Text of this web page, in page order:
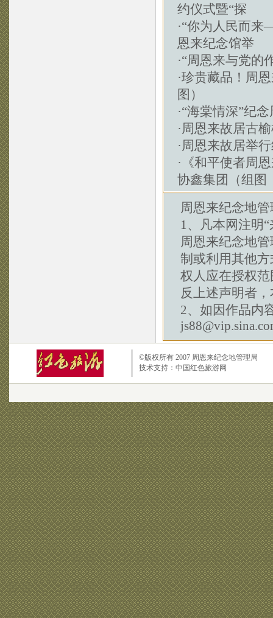
约仪式暨“探
·“你为人民而来
恩来纪念馆举
·“周恩来与党的
·珍贵藏品！周
图）
·“海棠情深”纪
·周恩来故居古
·周恩来故居举
· 《和平使者周
协鑫集团（组图
周恩来纪念地
1、凡本网注明
周恩来纪念地
制或利用其他
权人应在授权
反上述声明者
2、如因作品内
©版权所有 2007 周恩来纪念地管理局
技术支持： 中国红色旅游网